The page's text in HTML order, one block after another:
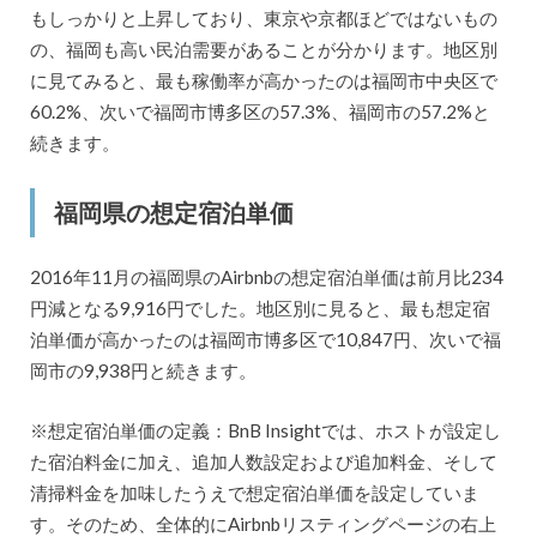
もしっかりと上昇しており、東京や京都ほどではないもの
の、福岡も高い民泊需要があることが分かります。地区別
に見てみると、最も稼働率が高かったのは福岡市中央区で
60.2%、次いで福岡市博多区の57.3%、福岡市の57.2%と
続きます。
福岡県の想定宿泊単価
2016年11月の福岡県のAirbnbの想定宿泊単価は前月比234
円減となる9,916円でした。地区別に見ると、最も想定宿
泊単価が高かったのは福岡市博多区で10,847円、次いで福
岡市の9,938円と続きます。
※想定宿泊単価の定義：BnB Insightでは、ホストが設定し
た宿泊料金に加え、追加人数設定および追加料金、そして
清掃料金を加味したうえで想定宿泊単価を設定していま
す。そのため、全体的にAirbnbリスティングページの右上